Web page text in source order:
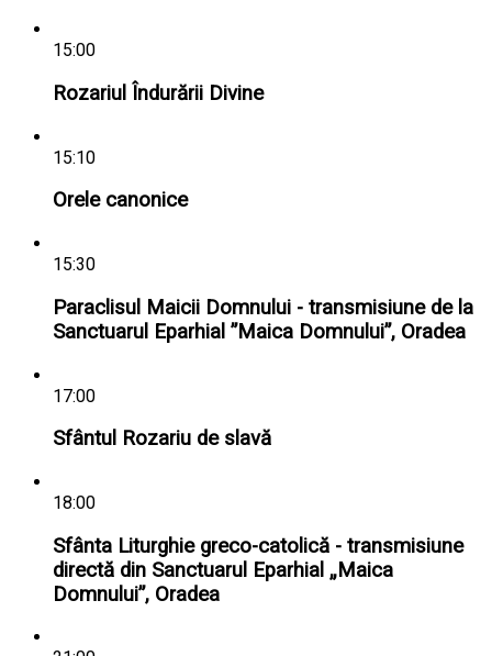
15:00
Rozariul Îndurării Divine
15:10
Orele canonice
15:30
Paraclisul Maicii Domnului - transmisiune de la
Sanctuarul Eparhial ”Maica Domnului”, Oradea
17:00
Sfântul Rozariu de slavă
18:00
Sfânta Liturghie greco-catolică - transmisiune
directă din Sanctuarul Eparhial „Maica
Domnului”, Oradea